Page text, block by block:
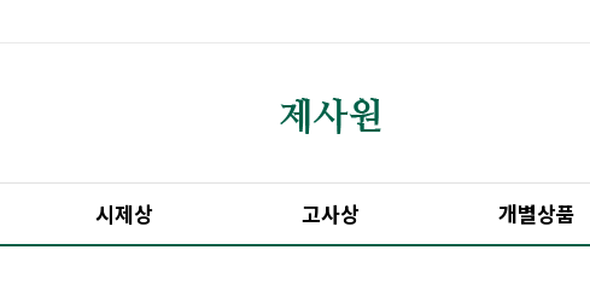
시제상 고사상 개별상품